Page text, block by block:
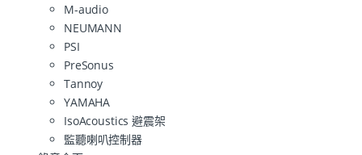
M-audio
NEUMANN
PSI
PreSonus
Tannoy
YAMAHA
IsoAcoustics 避震架
監聽喇叭控制器